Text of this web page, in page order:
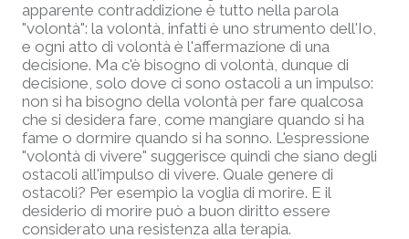
apparente contraddizione è tutto nella parola
"volontà": la volontà, infatti è uno strumento dell'Io,
e ogni atto di volontà è l'affermazione di una
decisione. Ma c'è bisogno di volontà, dunque di
decisione, solo dove ci sono ostacoli a un impulso:
non si ha bisogno della volontà per fare qualcosa
che si desidera fare, come mangiare quando si ha
fame o dormire quando si ha sonno. L'espressione
"volontà di vivere" suggerisce quindi che siano degli
ostacoli all'impulso di vivere. Quale genere di
ostacoli? Per esempio la voglia di morire. E il
desiderio di morire può a buon diritto essere
considerato una resistenza alla terapia.